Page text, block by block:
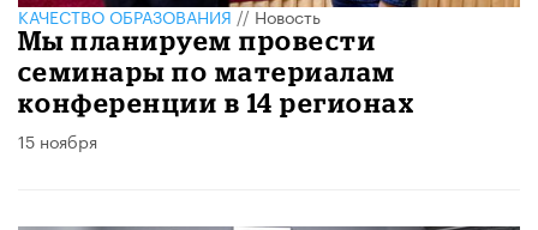
КАЧЕСТВО ОБРАЗОВАНИЯ//Новость
Мы планируем провести
семинары по материалам
конференции в 14 регионах
15 ноября